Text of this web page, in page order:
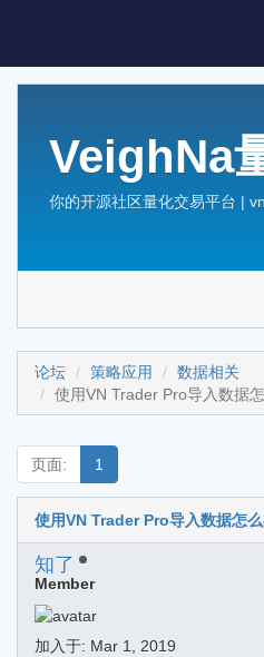
VeighNa
你的开源社区量化交易平台 |
论坛 策略应用
数据相关
使用VN Trader Pro导入数据
页面: 1
使用VN Trader Pro导入数据怎
知了
Member
加入于: Mar 1, 2019